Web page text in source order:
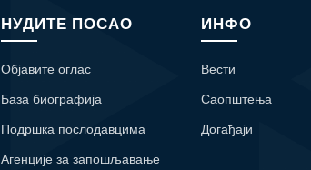
НУДИТЕ ПОСАО
Објавите оглас
База биографија
Подршка послодавцима
Агенције за запошљавање
ИНФО
Вести
Саопштења
Догађаји